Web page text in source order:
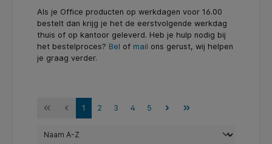
Als je Office producten op werkdagen voor 16.00
bestelt dan krijg je het de eerstvolgende werkdag
thuis of op kantoor geleverd. Heb je hulp nodig bij
het bestelproces? Bel of mail ons gerust, wij helpen
je graag verder.
1 2 3 4 5